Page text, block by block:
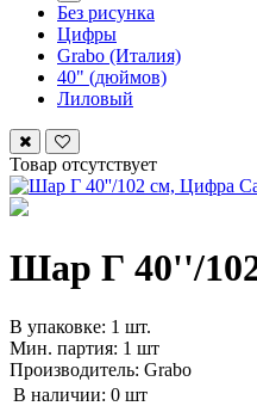
Без рисунка
Цифры
Grabo (Италия)
40" (дюймов)
Лиловый
Товар отсутствует
Шар Г 40''/
В упаковке: 1 шт.
Мин. партия: 1 шт
Производитель: Grabo
В наличии: 0 шт